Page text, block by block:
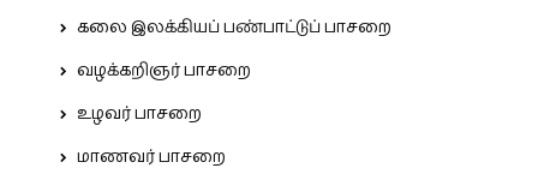
கலை இலக்கியப் பண்பாட்டுப் பாசறை
வழக்கறிஞர் பாசறை
உழவர் பாசறை
மாணவர் பாசறை